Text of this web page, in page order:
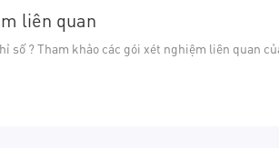
liên quan
số ? Tham khảo các gói xét nghiệm liên quan